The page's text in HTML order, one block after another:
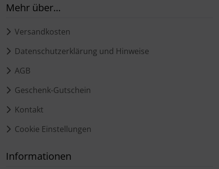
Mehr über...
Versandkosten
Datenschutzerklärung und Hinweise
AGB
Geschenk-Gutschein
Kontakt
Cookie Einstellungen
Informationen